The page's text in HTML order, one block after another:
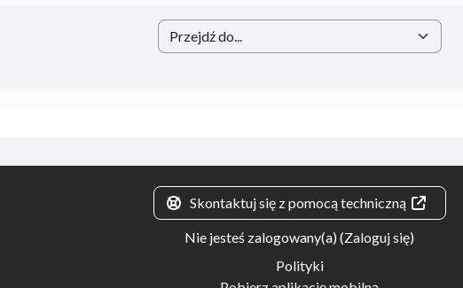
Przejdź do...
Skontaktuj się z pomocą techniczną
Nie jesteś zalogowany(a) (Zaloguj się)
Polityki